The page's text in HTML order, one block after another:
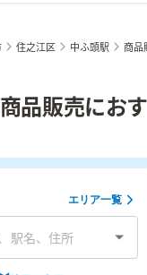
住之江区 中ふ頭駅 商品
品販売にお
エリア一覧